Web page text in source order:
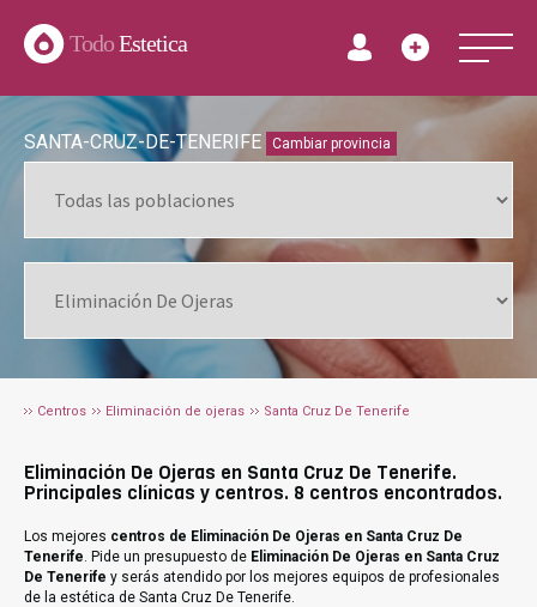
TodoEstetica
SANTA-CRUZ-DE-TENERIFE Cambiar provincia
Centros Eliminación de ojeras Santa Cruz De Tenerife
Eliminación De Ojeras en Santa Cruz De Tenerife.
Principales clínicas y centros. 8 centros encontrados.
Los mejores centros de Eliminación De Ojeras en Santa Cruz De
Tenerife. Pide un presupuesto de Eliminación De Ojeras en Santa Cruz
De Tenerife y serás atendido por los mejores equipos de profesionales
de la estética de Santa Cruz De Tenerife.